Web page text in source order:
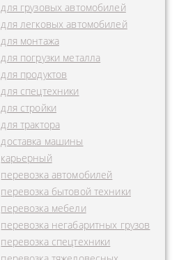
для грузовых автомобилей
для легковых автомобилей
для монтажа
для погрузки металла
для продуктов
для спецтехники
для стройки
для трактора
доставка машины
карьерный
перевозка автомобилей
перевозка бытовой техники
перевозка мебели
перевозка негабаритных грузов
перевозка спецтехники